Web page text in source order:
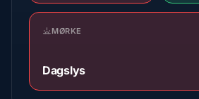
MØRKE
Dagslys